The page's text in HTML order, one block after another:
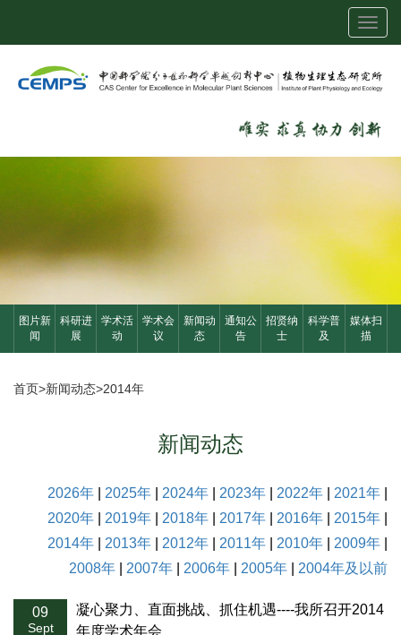
图片新
闻
科研进
展
学术活
动
学术会
议
新闻动
态
通知公
告
招贤纳
士
科学普
及
媒体扫
描
首页>新闻动态>2014年
新闻动态
2026年 2025年 2024年 2023年 2022年 2021年
2020年
2019年 2018年 2017年 2016年 2015年
2014年
2013年 2012年 2011年 2010年 2009年
2008年
2007年 2006年 2005年 2004年及以前
09
Sept
凝心聚力、直面挑战、抓住机遇----我所召开2014
年度学术年会